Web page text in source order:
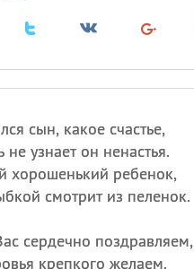
сын, какое счастье,
не узнает он ненастья.
хорошенький ребенок,
смотрит из пеленок.
сердечно поздравляем,
крепкого желаем.